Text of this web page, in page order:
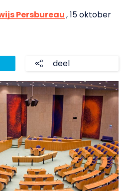
Persbureau, 15 oktober
deel